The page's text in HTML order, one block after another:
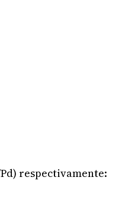
respectivamente: